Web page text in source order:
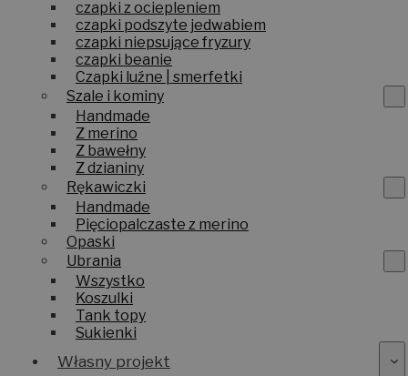
czapki z ociepleniem
czapki podszyte jedwabiem
czapki niepsujące fryzury
czapki beanie
Czapki luźne | smerfetki
Szale i kominy
Handmade
Z merino
Z bawełny
Z dzianiny
Rękawiczki
Handmade
Pięciopalczaste z merino
Opaski
Ubrania
Wszystko
Koszulki
Tank topy
Sukienki
Własny projekt